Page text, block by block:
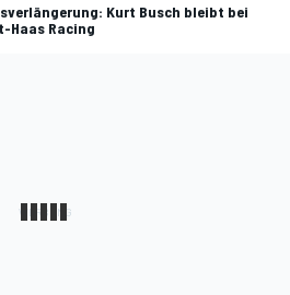
Kurt Busch bleibt bei
Haas Racing